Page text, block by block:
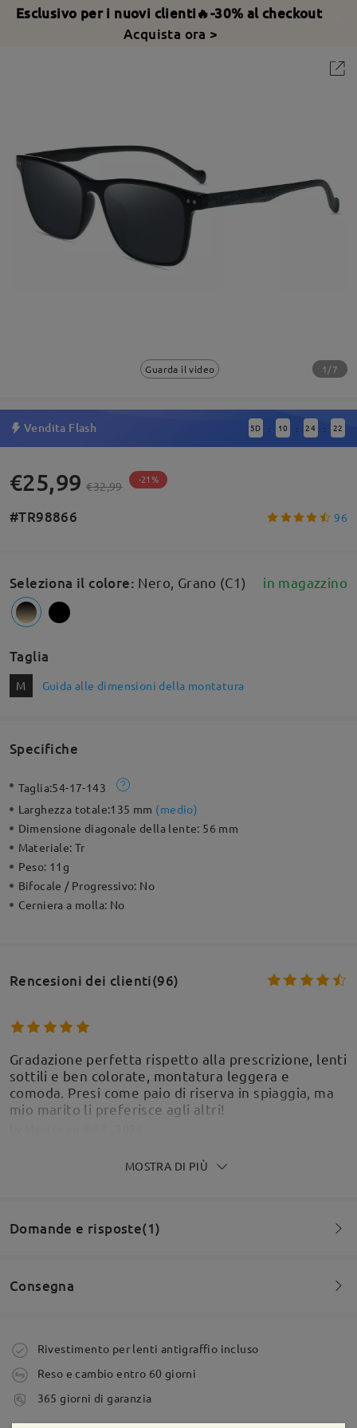
Esclusivo per i nuovi clienti🔥-30% al checkout
Acquista ora >
Guarda il video 1/7
Vendita Flash 5D : 10 : 24 : 22
€25,99 €32,99 -21%
#TR98866 96
Seleziona il colore: Nero, Grano (C1) in magazzino
Taglia
M Guida alle dimensioni della montatura
Specifiche
Taglia:54-17-143
Larghezza totale:135 mm (medio)
Dimensione diagonale della lente: 56 mm
Materiale:Tr
Peso: 11g
Bifocale / Progressivo: No
Cerniera a molla: No
Rencesioni dei clienti(96)
Gradazione perfetta rispetto alla prescrizione, lenti
sottili e ben colorate, montatura leggera e
comoda. Presi come paio di riserva in spiaggia, ma
mio marito li preferisce agli altri!
Azienda eccezionale Acquistate senza indugio
Occhiali perfetti A causa di un mio errore mi hanno
byDaniele Distefano
Leggi tutte le
recensioni
Scrivi una recensione
MOSTRA DI PIÙ
Domande e risposte(1)
da Alessio su Jan 6 , 2025
Firmoo's reply
HI, Alession
Consegna
Ordine effettuato
tempi di spedizione
Rivestimento per lenti antigraffio incluso
Reso e cambio entro 60 giorni
365 giorni di garanzia